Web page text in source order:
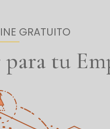
GRATUITO
tu